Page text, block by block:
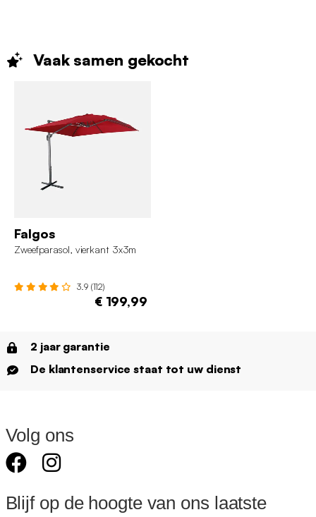
Vaak samen gekocht
Falgos
Zweefparasol, vierkant 3x3m
3.9 (112)
€ 199,99
2 jaar garantie
De klantenservice staat tot uw dienst
Volg ons
Blijf op de hoogte van ons laatste